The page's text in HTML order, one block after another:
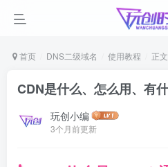
首页 DNS二级域名 使用教程 正文
CDN是什么、怎么用、有
玩创小编
3个月前更新